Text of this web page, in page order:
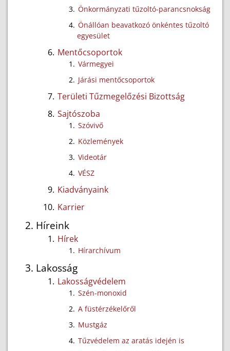
Önkormányzati tűzoltó-parancsnokság
Önállóan beavatkozó önkéntes tűzoltó
egyesület
Mentőcsoportok
Vármegyei
Járási mentőcsoportok
Területi Tűzmegelőzési Bizottság
Sajtószoba
Szóvivő
Közlemények
Videotár
VÉSZ
Kiadványaink
Karrier
Híreink
Hírek
Hírarchívum
Lakosság
Lakosságvédelem
Szén-monoxid
A füstérzékelőről
Mustgáz
Tűzvédelem az aratás idején is